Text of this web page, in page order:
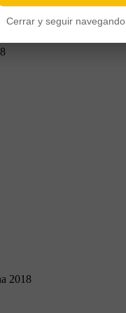
2018
Cerrar y seguir navegando